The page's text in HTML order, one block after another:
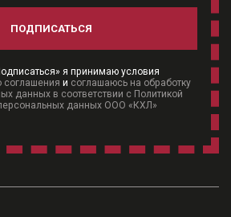
ПОДПИСАТЬСЯ
я принимаю условия
соглашения и соглашаюсь на обработку
данных в соответствии с Политикой
данных ООО «КХЛ»